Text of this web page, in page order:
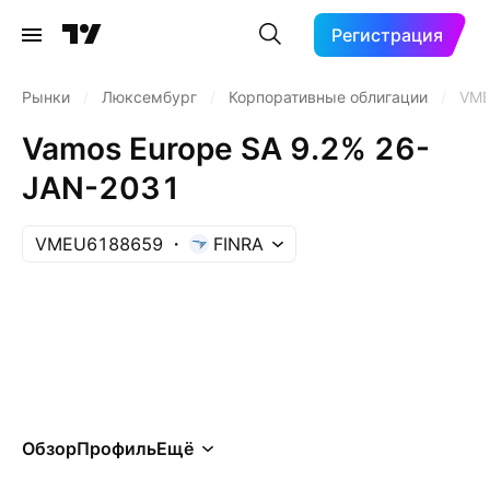
Регистрация
Рынки Люксембург Корпоративные облигации
Vamos Europe SA 9.2% 26-
JAN-2031
VMEU6188659 FINRA
ОбзорПрофильЕщё